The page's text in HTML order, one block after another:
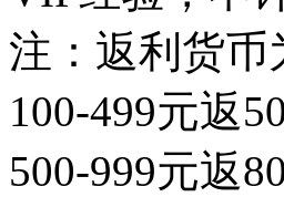
注：返利货币
100-499元返
500-999元返